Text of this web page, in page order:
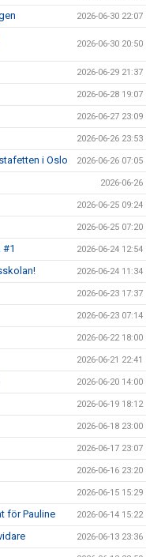
2026-06-30 22:07
2026-06-30 20:50
2026-06-29 21:37
2026-06-28 19:07
2026-06-27 23:09
2026-06-26 23:53
i Oslo 2026-06-26 07:05
2026-06-26
2026-06-25 09:24
2026-06-25 07:20
#1 2026-06-24 12:54
2026-06-24 11:34
2026-06-23 17:37
2026-06-23 07:14
2026-06-22 18:00
2026-06-21 22:41
2026-06-20 14:00
2026-06-19 18:12
2026-06-18 23:00
2026-06-17 23:07
2026-06-16 23:20
2026-06-15 15:29
för Pauline 2026-06-14 15:22
2026-06-13 23:36